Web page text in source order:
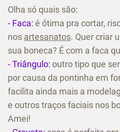
Olha só quais são:
- Faca: é ótima pra cortar,
nos artesanatos. Quer criar
sua boneca? É com a faca
- Triângulo: outro tipo que
por causa da pontinha em
facilita ainda mais a
e outros traços faciais nos
Amei!